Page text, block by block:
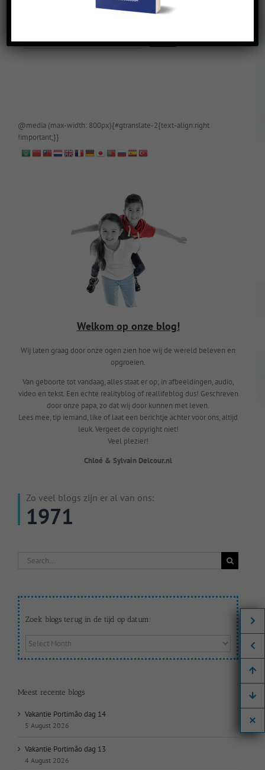
@media (max-width: 800px){#gtranslate-2{text-align:right
!important;}}
Welkom op onze blog!
Wij laten graag door onze ogen zien hoe wij de wereld beleven en
opgroeien.
Van geboorte tot vandaag, alles staat er op; in afbeeldingen, audio,
video en tekst. Een echte realityblog of reallifeblog dus! Geschreven
door onze papa, zo dat wij door kunnen met leven.
Lees mee, tip iemand, like of laat een berichtje achter voor ons, altijd
leuk. Vergeet de copyright niet!
Veel plezier!
Chloé & Sylvain Delcour.nl
Zo veel blogs zijn er al van ons:
1971
Search
Zoek blogs terug in de tijd op datum:
Zoek
op
datum:
Meest recente blogs
Vakantie Portimão dag 14
5 August 2026
Vakantie Portimão dag 13
4 August 2026